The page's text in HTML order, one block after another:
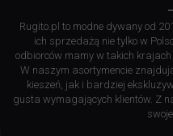
Rugito.pl to modne dywany od
ich sprzedażą nie tylko w
odbiorców mamy w takich krajach
W naszym asortymencie
kieszeń, jak i bardziej
gusta wymagających klientów. Z